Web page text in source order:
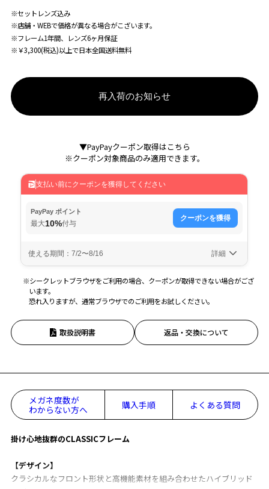
※セットレンズ込み
※店舗・WEBで価格が異なる場合がこざいます。
※フレーム1年間、レンズ6ヶ月保証
※￥3,300(税込)以上で日本全国送料無料
再入荷のお知らせ
▼PayPayクーポン取得はこちら
※クーポン対象商品のみ適用できます。
※シークレットブラウザをご利用の場合、クーポンが取得できない場合がござ
います。
恐れ入りますが、通常ブラウザでのご利用をお試しください。
取扱説明書 返品・交換について
メガネ度数が
わからない方へ
購入手順 よくある質問
掛け心地抜群のCLASSICフレーム
【デザイン】
クラシカルなフロント形状と高機能素材を組み合わせたハイブリッド